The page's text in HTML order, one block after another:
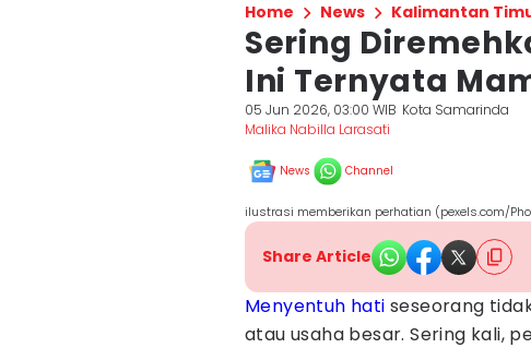
Home News Kalimantan
Sering
Ini Ternyata
05 Jun 2026, 03:00 WIB Kota Samarinda
Malika Nabilla Larasati
News Channel
ilustrasi memberikan perhatian (pexels.com/
Share Article
Menyentuh hati seseorang
atau usaha besar. Sering kali,